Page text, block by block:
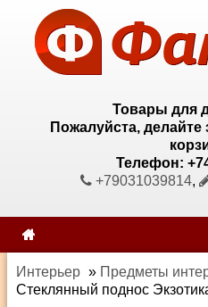
Товары для
Пожалуйста, делайте
Телефон:
+79031039814,
Интерьер » Предметы
Стеклянный поднос